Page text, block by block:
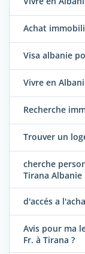
Achat
Visa albanie
Vivre en
Recherche
Trouver un
cherche
Tirana Albanie
d'accés a
Avis pour ma
Fr. à Tirana ?